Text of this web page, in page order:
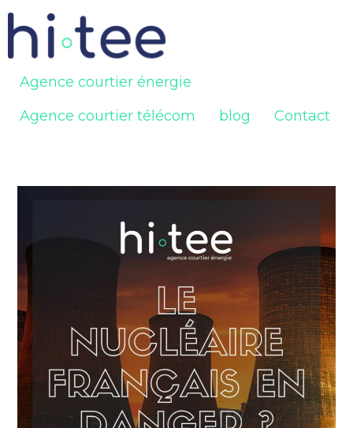
Agence courtier énergie
Agence courtier télécom
blog Contact